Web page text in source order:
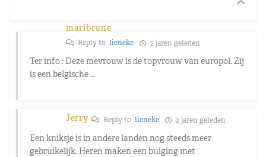
maribrune
Reply to lieneke 2 jaren geleden
Ter info : Deze mevrouw is de topvrouw van europol. Zij
is een belgische …
Jerry Reply to lieneke 2 jaren geleden
Een kniksje is in andere landen nog steeds meer
gebruikelijk. Heren maken een buiging met